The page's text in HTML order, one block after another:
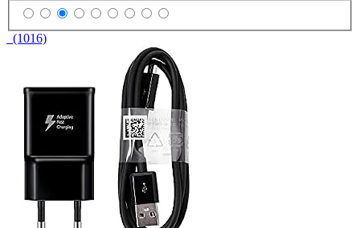
(1016)